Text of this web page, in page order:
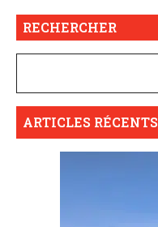
RECHERCHER
ARTICLES RÉCENTS